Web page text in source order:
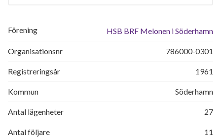
Förening HSB BRF Melonen i Söderhamn
Organisationsnr 786000-0301
Registreringsår 1961
Kommun Söderhamn
Antal lägenheter 27
Antal följare 11